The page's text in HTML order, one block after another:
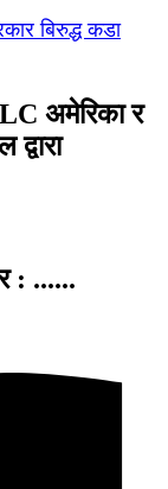
बिरुद्ध कडा
अमेरिका र
: ......